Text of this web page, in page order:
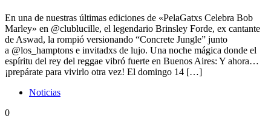
En una de nuestras últimas ediciones de «PelaGatxs Celebra Bob
Marley» en @clublucille, el legendario Brinsley Forde, ex cantante
de Aswad, la rompió versionando “Concrete Jungle” junto
a @los_hamptons e invitadxs de lujo. Una noche mágica donde el
espíritu del rey del reggae vibró fuerte en Buenos Aires: Y ahora…
¡prepárate para vivirlo otra vez! El domingo 14 […]
Noticias
0